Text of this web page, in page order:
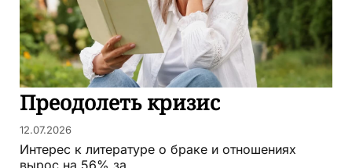
Преодолеть кризис
12.07.2026
Интерес к литературе о браке и отношениях